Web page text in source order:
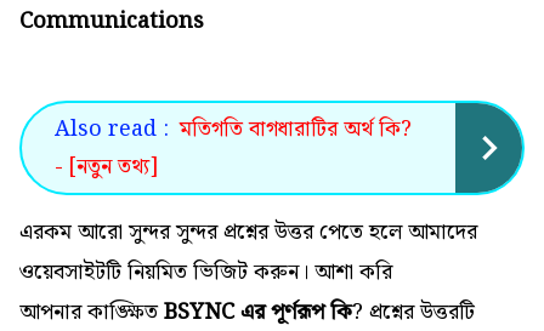
Communications
Also read : মতিগতি বাগধারাটির অর্থ কি?
- [নতুন তথ্য]
এরকম আরো সুন্দর সুন্দর প্রশ্নের উত্তর পেতে হলে আমাদের
ওয়েবসাইটটি নিয়মিত ভিজিট করুন। আশা করি
আপনার কাঙ্ক্ষিতBSYNC এর পূর্ণরূপ কি? প্রশ্নের উত্তরটি